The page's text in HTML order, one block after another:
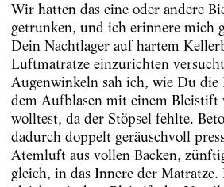
Wir hatten das eine oder andere
getrunken, und ich erinnere mich
Dein Nachtlager auf hartem
Luftmatratze einzurichten
Augenwinkeln sah ich, wie Du die
dem Aufblasen mit einem Bleistift
wolltest, da der Stöpsel fehlte.
dadurch doppelt geräuschvoll
Atemluft aus vollen Backen,
gleich, in das Innere der